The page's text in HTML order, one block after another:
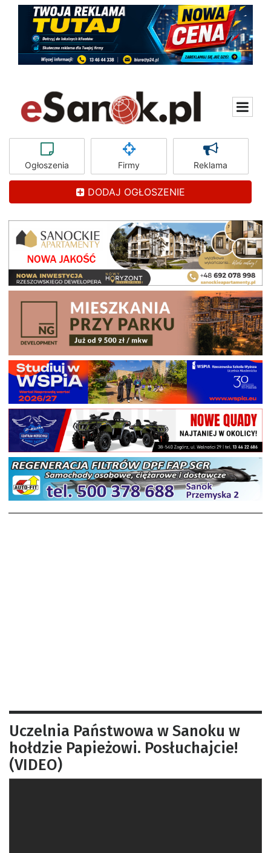
Ogłoszenia Firmy Reklama
DODAJ OGŁOSZENIE
Uczelnia Państwowa w Sanoku w
hołdzie Papieżowi. Posłuchajcie!
(VIDEO)